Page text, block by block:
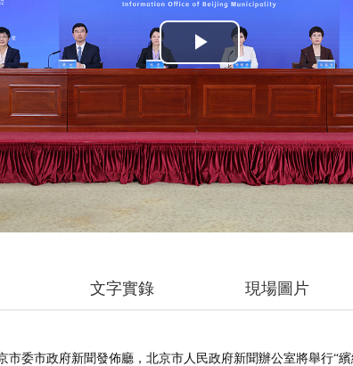
Play
Video
文字實錄 現場圖片
市委市政府新聞發佈廳，北京市人民政府新聞辦公室將舉行“